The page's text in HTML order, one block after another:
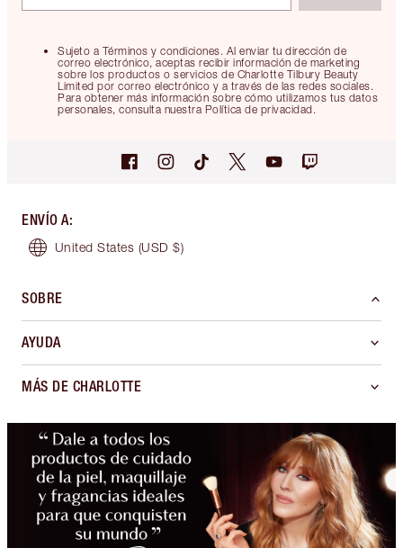
Sujeto a Términos y condiciones. Al enviar tu dirección de
correo electrónico, aceptas recibir información de marketing
sobre los productos o servicios de Charlotte Tilbury Beauty
Limited por correo electrónico y a través de las redes sociales.
Para obtener más información sobre cómo utilizamos tus datos
personales, consulta nuestra Política de privacidad.
ENVÍO A:
United States (USD $)
SOBRE
AYUDA
MÁS DE CHARLOTTE